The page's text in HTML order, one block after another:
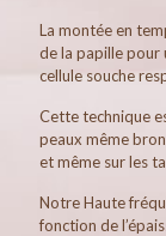
La montée en
de la papille pour
cellule souche
Cette technique
peaux même
et même sur les
Notre Haute
fonction de